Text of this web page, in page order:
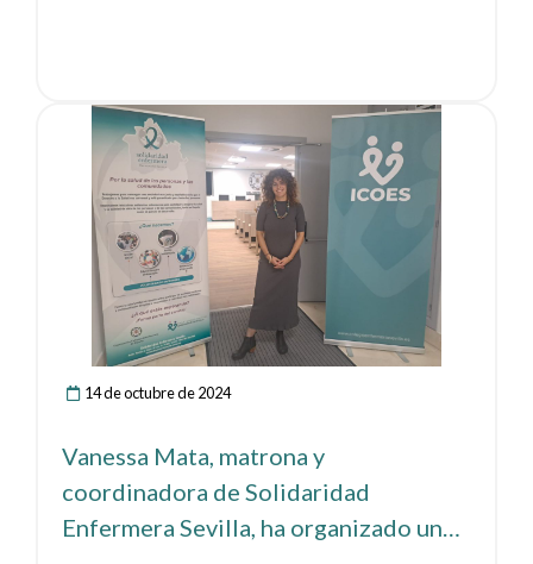
14 de octubre de 2024
Vanessa Mata, matrona y
coordinadora de Solidaridad
Enfermera Sevilla, ha organizado un
Ver noticia